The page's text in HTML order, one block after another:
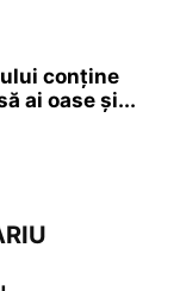
conține
ai oase și...